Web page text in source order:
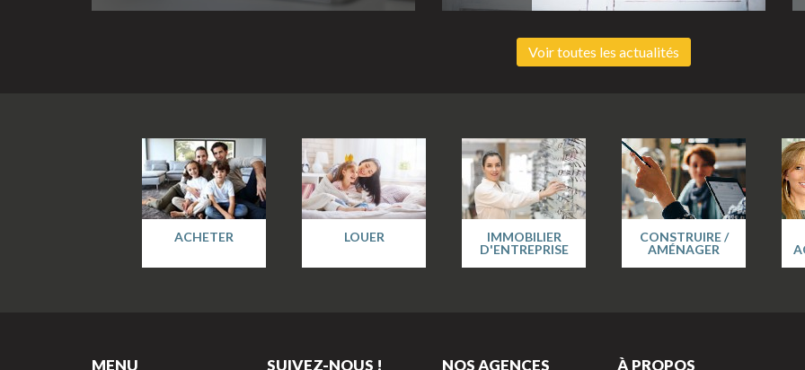
Voir toutes les actualités
ACHETER LOUER
IMMOBILIER
D'ENTREPRISE
CONSTRUIRE /
AMÉNAGER
MENU SUIVEZ-NOUS ! NOS AGENCES À PROPOS